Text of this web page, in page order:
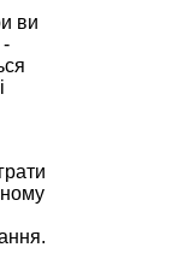
ви
-